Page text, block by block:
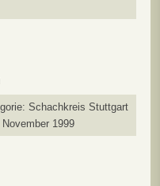
Schachkreis Stuttgart
1999